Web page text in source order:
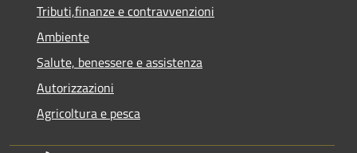
Tributi,finanze e contravvenzioni
Ambiente
Salute, benessere e assistenza
Autorizzazioni
Agricoltura e pesca